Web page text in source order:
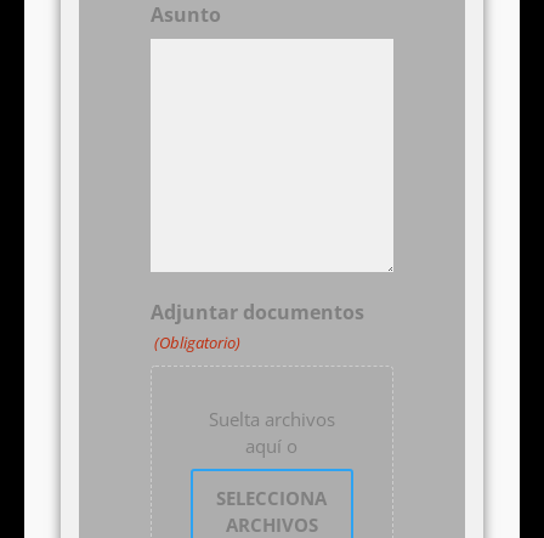
Asunto
Adjuntar documentos
(Obligatorio)
Suelta archivos
aquí o
SELECCIONA
ARCHIVOS